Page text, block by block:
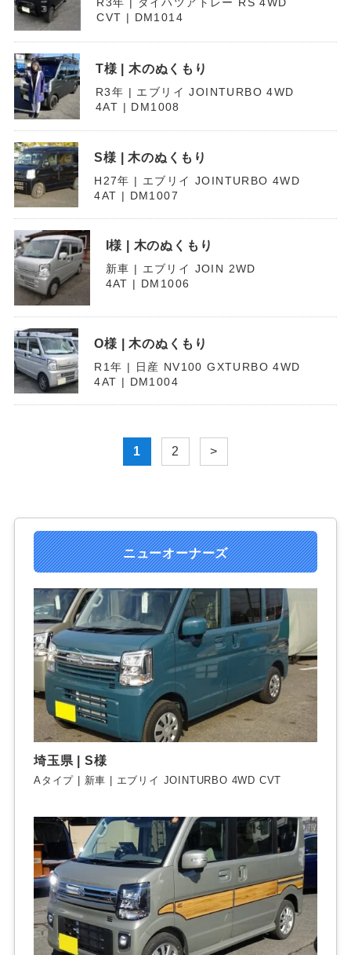
CVT | DM1014
T様 | 木のぬくもり
R3年 | エブリイ JOINTURBO 4WD
4AT | DM1008
S様 | 木のぬくもり
H27年 | エブリイ JOINTURBO 4WD
4AT | DM1007
I様 | 木のぬくもり
新車 | エブリイ JOIN 2WD
4AT | DM1006
O様 | 木のぬくもり
R1年 | 日産 NV100 GXTURBO 4WD
4AT | DM1004
1 2 >
ニューオーナーズ
埼玉県 | S様
Aタイプ | 新車 | エブリイ JOINTURBO 4WD CVT